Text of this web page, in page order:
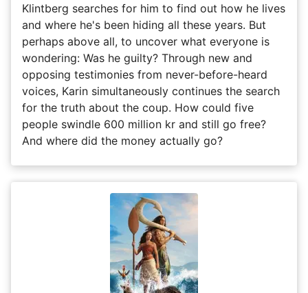
Klintberg searches for him to find out how he lives
and where he's been hiding all these years. But
perhaps above all, to uncover what everyone is
wondering: Was he guilty? Through new and
opposing testimonies from never-before-heard
voices, Karin simultaneously continues the search
for the truth about the coup. How could five
people swindle 600 million kr and still go free?
And where did the money actually go?